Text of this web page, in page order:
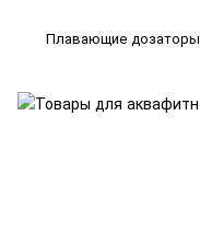
Плавающие дозаторы